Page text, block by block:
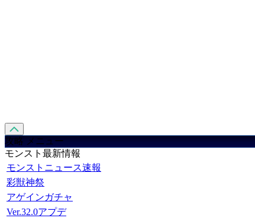
攻略 メニュー
モンスト最新情報
モンストニュース速報
彩獣神祭
アゲインガチャ
Ver.32.0アプデ